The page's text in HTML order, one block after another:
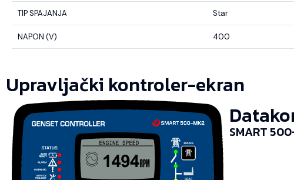
TIP SPAJANJA Star
NAPON (V) 400
Upravljački kontroler-ekran
SMART